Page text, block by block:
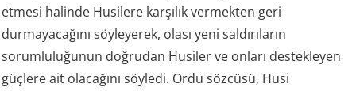
etmesi halinde Husilere karşılık vermekten geri
durmayacağını söyleyerek, olası yeni saldırıların
sorumluluğunun doğrudan Husiler ve onları destekleyen
güçlere ait olacağını söyledi. Ordu sözcüsü, Husi